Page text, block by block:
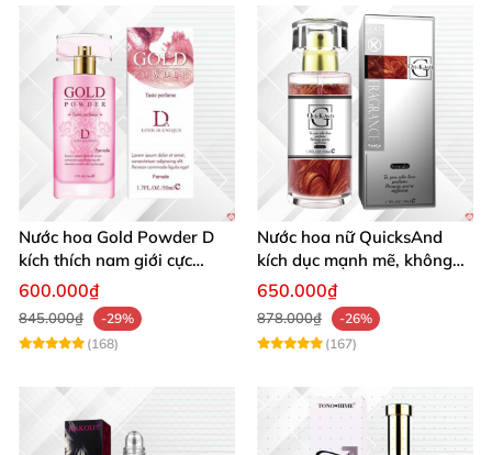
Nước hoa Gold Powder D
kích thích nam giới cực
mạnh tăng cường ham
600.000₫
845.000₫
-29%
(168)
Nước hoa nữ QuicksAnd
kích dục mạnh mẽ, không
mùi, quyến rũ chàng
650.000₫
878.000₫
-26%
(167)